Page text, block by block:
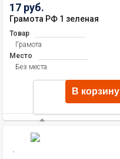
17 руб.
Грамота РФ 1 зеленая
Товар
Грамота
Место
Без места
В корзину